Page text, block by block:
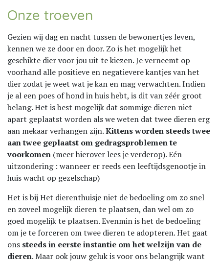
Onze troeven
Gezien wij dag en nacht tussen de bewonertjes leven,
kennen we ze door en door. Zo is het mogelijk het
geschikte dier voor jou uit te kiezen. Je verneemt op
voorhand alle positieve en negatievere kantjes van het
dier zodat je weet wat je kan en mag verwachten. Indien
je al een poes of hond in huis hebt, is dit van zéér groot
belang. Het is best mogelijk dat sommige dieren niet
apart geplaatst worden als we weten dat twee dieren erg
aan mekaar verhangen zijn.Kittens worden steeds twee
aan twee geplaatst om gedragsproblemen te
voorkomen (meer hierover lees je verderop). Eén
uitzondering : wanneer er reeds een leeftijdsgenootje in
huis wacht op gezelschap)
Het is bij Het dierenthuisje niet de bedoeling om zo snel
en zoveel mogelijk dieren te plaatsen, dan wel om zo
goed mogelijk te plaatsen. Evenmin is het de bedoeling
om je te forceren om twee dieren te adopteren. Het gaat
ons steeds in eerste instantie om het welzijn van de
dieren. Maar ook jouw geluk is voor ons belangrijk want